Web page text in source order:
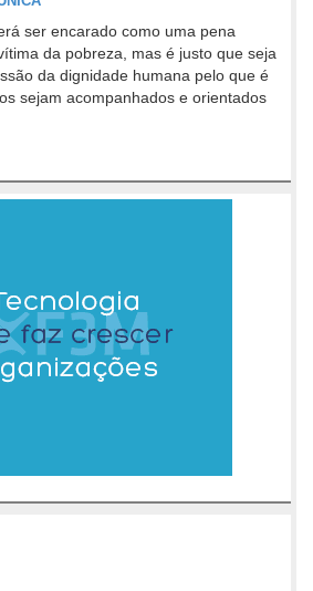
ser encarado como uma pena
da pobreza, mas é justo que seja
da dignidade humana pelo que é
sejam acompanhados e orientados